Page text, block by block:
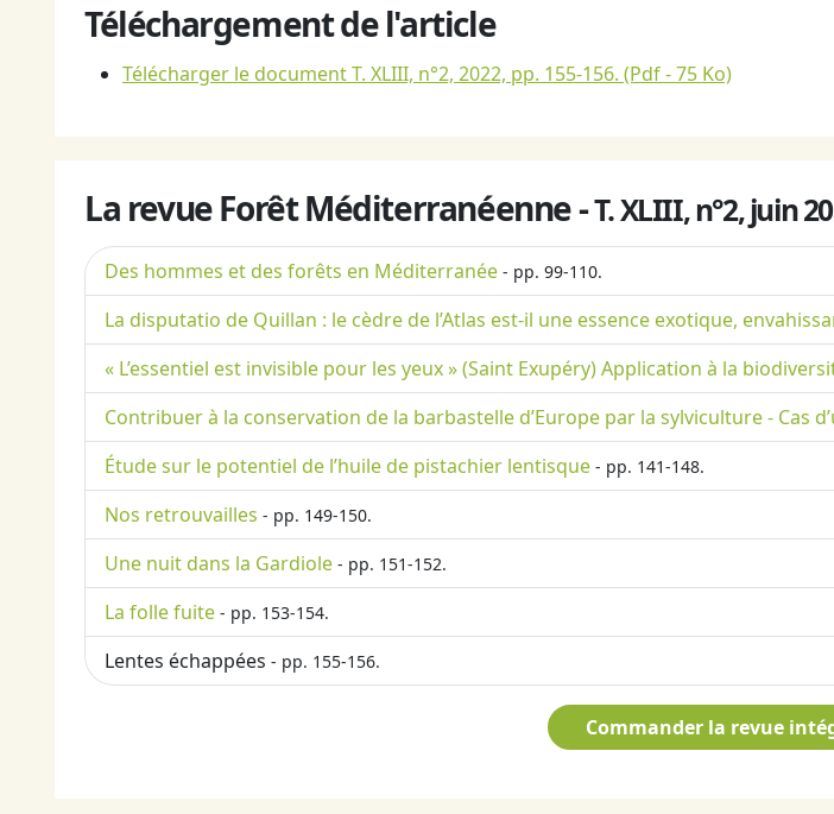
Téléchargement de l'article
Télécharger le document T. XLIII, n°2, 2022, pp. 155-156. (Pdf - 75 Ko)
La revue Forêt Méditerranéenne -T. XLIII, n°2, juin
Des hommes et des forêts en Méditerranée - pp. 99-110.
La disputatio de Quillan : le cèdre de l’Atlas est-il une essence exotique,
« L’essentiel est invisible pour les yeux » (Saint Exupéry) Application à la
Contribuer à la conservation de la barbastelle d’Europe par la sylviculture - Cas
Étude sur le potentiel de l’huile de pistachier lentisque - pp. 141-148.
Nos retrouvailles - pp. 149-150.
Une nuit dans la Gardiole - pp. 151-152.
La folle fuite - pp. 153-154.
Lentes échappées - pp. 155-156.
Commander la revue